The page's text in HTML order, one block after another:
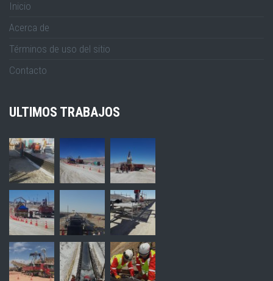
Inicio
Acerca de
Términos de uso del sitio
Contacto
ULTIMOS TRABAJOS